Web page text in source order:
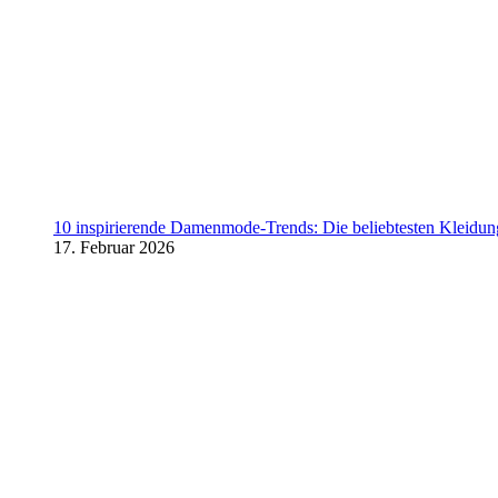
10 inspirierende Damenmode-Trends: Die beliebtesten
17. Februar 2026